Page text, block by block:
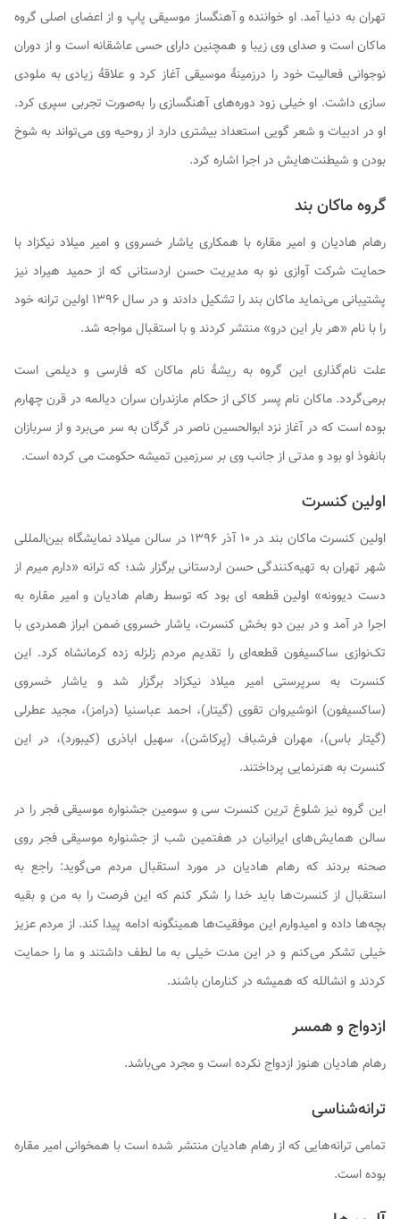
تهران به دنیا آمد. او خواننده و آهنگساز موسیقی پاپ و از اعضای اصلی گروه
ماکان است و صدای وی زیبا و همچنین دارای حسی عاشقانه است و از دوران
نوجوانی فعالیت خود را درزمینهٔ موسیقی آغاز کرد و علاقهٔ زیادی به ملودی
سازی داشت. او خیلی زود دوره‌های آهنگسازی را به‌صورت تجربی سپری کرد.
او در ادبیات و شعر گویی استعداد بیشتری دارد از روحیه وی می‌تواند به شوخ
بودن و شیطنت‌هایش در اجرا اشاره کرد.
گروه ماکان بند
رهام هادیان و امیر مقاره با همکاری یاشار خسروی و امیر میلاد نیکزاد با
حمایت شرکت آوازی نو به مدیریت حسن اردستانی که از حمید هیراد نیز
پشتیبانی می‌نماید ماکان بند را تشکیل دادند و در سال ۱۳۹۶ اولین ترانه خود
را با نام «هر بار این درو» منتشر کردند و با استقبال مواجه شد.
علت نام‌گذاری این گروه به ریشهٔ نام ماکان که فارسی و دیلمی است
برمی‌گردد. ماکان نام پسر کاکی از حکام مازندران سران دیالمه در قرن چهارم
بوده است که در آغاز نزد ابوالحسین ناصر در گرگان به سر می‌برد و از سربازان
بانفوذ او بود و مدتی از جانب وی بر سرزمین تمیشه حکومت می کرده است.
اولین کنسرت
اولین کنسرت ماکان بند در ۱۰ آذر ۱۳۹۶ در سالن میلاد نمایشگاه بین‌المللی
شهر تهران به تهیه‌کنندگی حسن اردستانی برگزار شد؛ که ترانه «دارم میرم از
دست دیوونه» اولین قطعه ای بود که توسط رهام هادیان و امیر مقاره به
اجرا در آمد و در بین دو بخش کنسرت، یاشار خسروی ضمن ابراز همدردی با
تک‌نوازی ساکسیفون قطعه‌ای را تقدیم مردم زلزله زده کرمانشاه کرد. این
کنسرت به سرپرستی امیر میلاد نیکزاد برگزار شد و یاشار خسروی
(ساکسیفون) انوشیروان تقوی (گیتار)، احمد عباسنیا (درامز)، مجید عطرلی
(گیتار باس)، مهران فرشباف (پرکاشن)، سهیل اباذری (کیبورد)، در این
کنسرت به هنرنمایی پرداختند.
این گروه نیز شلوغ ترین کنسرت سی و سومین جشنواره موسیقی فجر را در
سالن همایش‌های ایرانیان در هفتمین شب از جشنواره موسیقی فجر روی
صحنه بردند که رهام هادیان در مورد استقبال مردم می‌گوید: راجع به
استقبال از کنسرت‌ها باید خدا را شکر کنم که این فرصت را به من و بقیه
بچه‌ها داده و امیدوارم این موفقیت‌ها همینگونه ادامه پیدا کند. از مردم عزیز
خیلی تشکر می‌کنم و در این مدت خیلی به ما لطف داشتند و ما را حمایت
کردند و انشالله که همیشه در کنارمان باشند.
ازدواج و همسر
رهام هادیان هنوز ازدواج نکرده است و مجرد می‌باشد.
ترانه‌شناسی
تمامی ترانه‌هایی که از رهام هادیان منتشر شده است با همخوانی امیر مقاره
بوده است.